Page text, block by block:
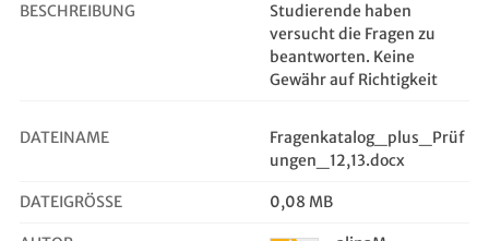
BESCHREIBUNG
Studierende haben
versucht die Fragen zu
beantworten. Keine
Gewähr auf Richtigkeit
DATEINAME
Fragenkatalog_plus_Prüf
ungen_12,13.docx
DATEIGRÖSSE 0,08 MB